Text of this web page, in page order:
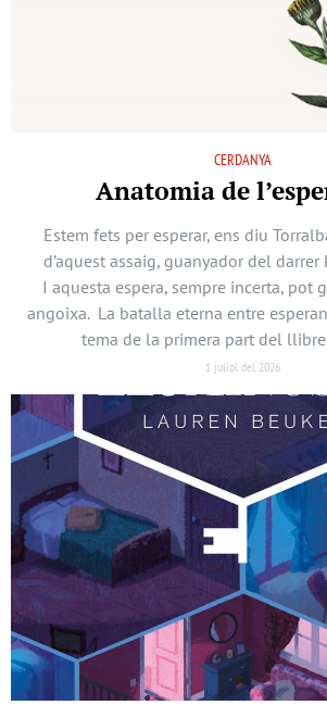
CERDANYA
Anatomia de
Estem fets per esperar, ens diu
d’aquest assaig, guanyador del darrer
I aquesta espera, sempre incerta, pot
angoixa. La batalla eterna entre
tema de la primera part del
1 juliol del 2026